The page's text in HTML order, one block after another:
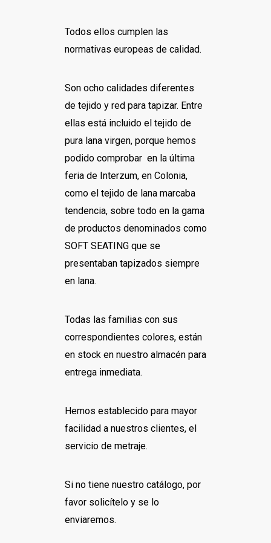
Todos ellos cumplen las
normativas europeas de calidad.
Son ocho calidades diferentes
de tejido y red para tapizar. Entre
ellas está incluido el tejido de
pura lana virgen, porque hemos
podido comprobar en la última
feria de Interzum, en Colonia,
como el tejido de lana marcaba
tendencia, sobre todo en la gama
de productos denominados como
SOFT SEATING que se
presentaban tapizados siempre
en lana.
Todas las familias con sus
correspondientes colores, están
en stock en nuestro almacén para
entrega inmediata.
Hemos establecido para mayor
facilidad a nuestros clientes, el
servicio de metraje.
Si no tiene nuestro catálogo, por
favor solicítelo y se lo
enviaremos.